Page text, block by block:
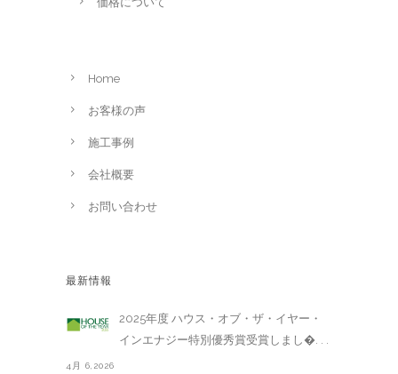
Home
お客様の声
施工事例
会社概要
お問い合わせ
最新情報
2025年度 ハウス・オブ・ザ・イヤー・
インエナジー特別優秀賞受賞しまし�. . .
4月 6,2026